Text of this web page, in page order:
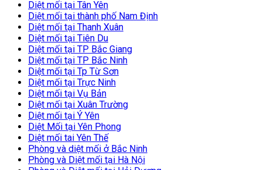
Diệt mối tại Tân Yên
Diệt mối tại thành phố Nam Định
Diệt mối tại Thanh Xuân
Diệt mối tại Tiên Du
Diệt mối tại TP Bắc Giang
Diệt mối tại TP Bắc Ninh
Diệt mối tại Tp Từ Sơn
Diệt mối tại Trực Ninh
Diệt mối tại Vụ Bản
Diệt mối tại Xuân Trường
Diệt mối tại Ý Yên
Diệt Mối tại Yên Phong
Diệt mối tai Yên Thế
Phòng và diệt mối ở Bắc Ninh
Phòng và Diệt mối tại Hà Nội